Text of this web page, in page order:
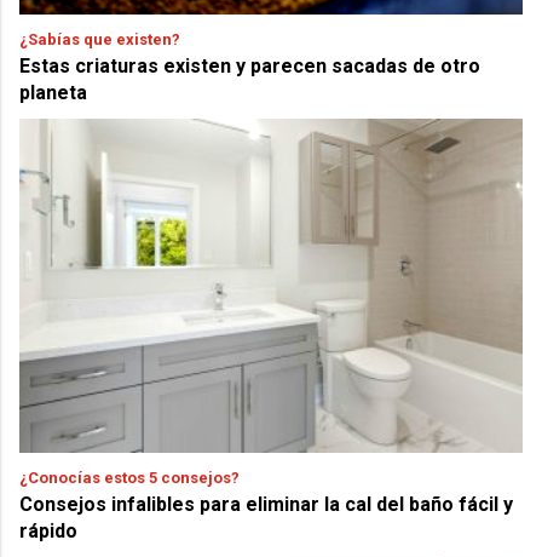
¿Sabías que existen?
Estas criaturas existen y parecen sacadas de otro
planeta
¿Conocías estos 5 consejos?
Consejos infalibles para eliminar la cal del baño fácil y
rápido